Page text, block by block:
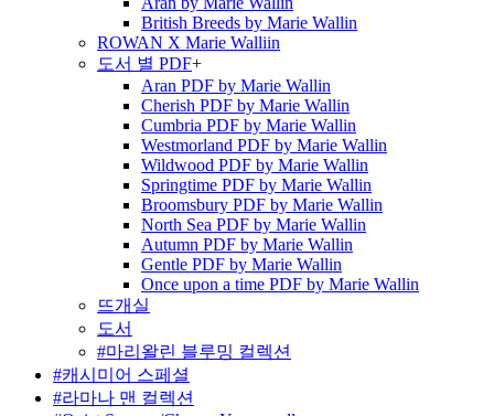
British Breeds by Marie Wallin
ROWAN X Marie Walliin
도서 별 PDF+
Aran PDF by Marie Wallin
Cherish PDF by Marie Wallin
Cumbria PDF by Marie Wallin
Westmorland PDF by Marie Wallin
Wildwood PDF by Marie Wallin
Springtime PDF by Marie Wallin
Broomsbury PDF by Marie Wallin
North Sea PDF by Marie Wallin
Autumn PDF by Marie Wallin
Gentle PDF by Marie Wallin
Once upon a time PDF by Marie Wallin
뜨개실
도서
#마리왈린 블루밍 컬렉션
#캐시미어 스페셜
#라마나 맨 컬렉션